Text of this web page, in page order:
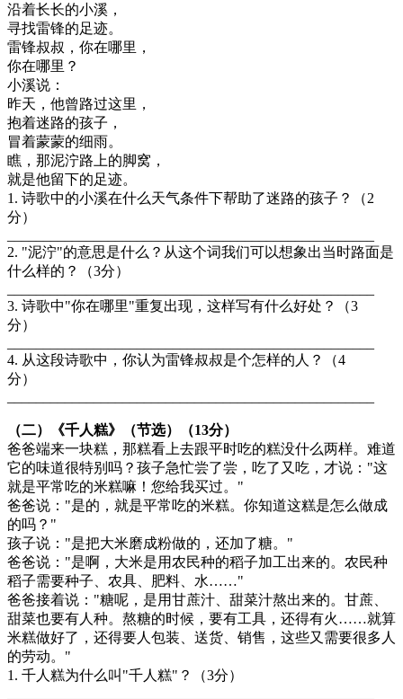
沿着长长的小溪，
寻找雷锋的足迹。
雷锋叔叔，你在哪里，
你在哪里？
小溪说：
昨天，他曾路过这里，
抱着迷路的孩子，
冒着蒙蒙的细雨。
瞧，那泥泞路上的脚窝，
就是他留下的足迹。
1. 诗歌中的小溪在什么天气条件下帮助了迷路的孩子？（2
分）
2. "泥泞"的意思是什么？从这个词我们可以想象出当时路面是
什么样的？（3分）
3. 诗歌中"你在哪里"重复出现，这样写有什么好处？（3
分）
4. 从这段诗歌中，你认为雷锋叔叔是个怎样的人？（4
分）
（二）《千人糕》（节选）（13分）
爸爸端来一块糕，那糕看上去跟平时吃的糕没什么两样。难道
它的味道很特别吗？孩子急忙尝了尝，吃了又吃，才说："这
就是平常吃的米糕嘛！您给我买过。"
爸爸说："是的，就是平常吃的米糕。你知道这糕是怎么做成
的吗？"
孩子说："是把大米磨成粉做的，还加了糖。"
爸爸说："是啊，大米是用农民种的稻子加工出来的。农民种
稻子需要种子、农具、肥料、水……"
爸爸接着说："糖呢，是用甘蔗汁、甜菜汁熬出来的。甘蔗、
甜菜也要有人种。熬糖的时候，要有工具，还得有火……就算
米糕做好了，还得要人包装、送货、销售，这些又需要很多人
的劳动。"
1. 千人糕为什么叫"千人糕"？（3分）